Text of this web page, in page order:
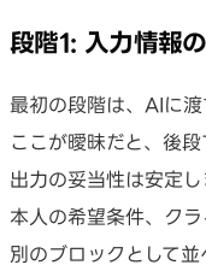
段階1: 入力情報
最初の段階は、AIに渡
ここが曖昧だと、後段
出力の妥当性は安定
本人の希望条件、ク
別のブロックとして